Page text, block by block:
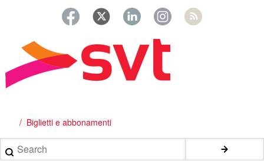
principale
Briciole
di
pane
Biglietti e abbonamenti
Search